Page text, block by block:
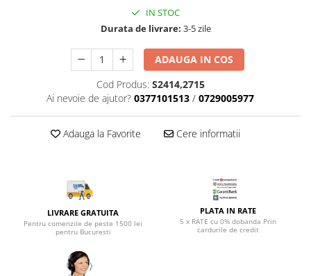
Top saltele MemoHR 6.5 cm
Saltele cu plasa de arcuri
Saltele cu spuma
Scaune pentru bucatarie
Seturi mese si scaune bucatarie
Mobila hol
Suporturi si rafturi pantofi
Portmantouri
Stender haine
Suport pentru umerase
Etajere
Mobilier gradinita
IN STOC
Durata de livrare: 3-5 zile
ADAUGA IN COS
Cod Produs: S2414,2715
Ai nevoie de ajutor? 0377101513 / 0729005977
Adauga la Favorite Cere informatii
LIVRARE GRATUITA
Pentru comenzile de peste 1500 lei
pentru Bucuresti
PLATA IN RATE
5 x RATE cu 0% dobanda Prin
cardurile de credit